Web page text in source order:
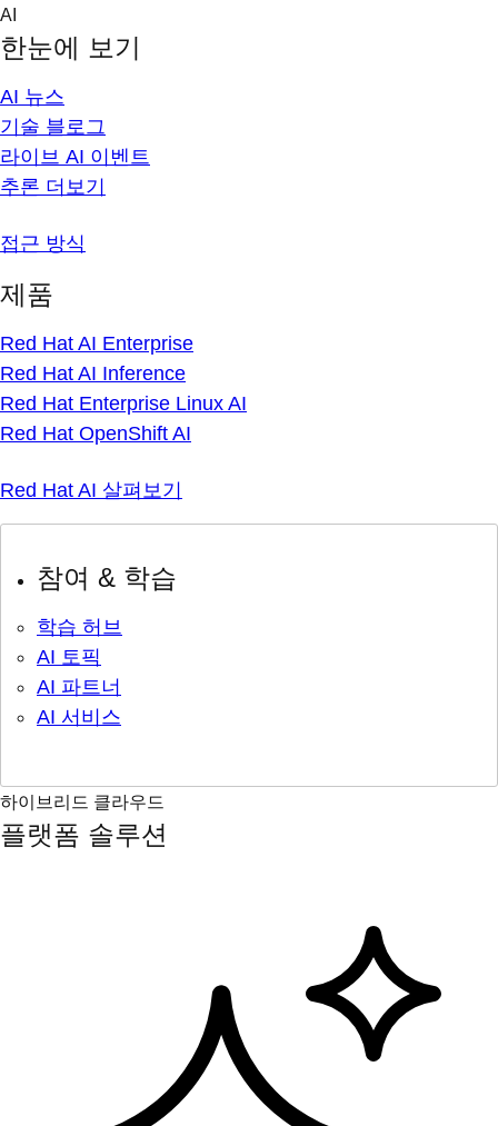
Skip
content
AI
한눈에 보기
AI 뉴스
기술 블로그
라이브 AI 이벤트
추론 더보기
접근 방식
제품
Red Hat AI Enterprise
Red Hat AI Inference
Red Hat Enterprise Linux AI
Red Hat OpenShift AI
Red Hat AI 살펴보기
참여 & 학습
학습 허브
AI 토픽
AI 파트너
AI 서비스
하이브리드 클라우드
플랫폼 솔루션